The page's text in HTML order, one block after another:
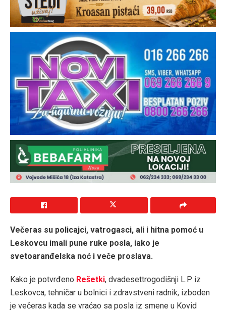
Večeras su policajci, vatrogasci, ali i hitna pomoć u
Leskovcu imali pune ruke posla, iako je
svetoaranđelska noć i veče proslava.
Kako je potvrđeno Rešetki, dvadesettrogodišnji L.P iz
Leskovca, tehničar u bolnici i zdravstveni radnik, izboden
je večeras kada se vraćao sa posla iz smene u Kovid